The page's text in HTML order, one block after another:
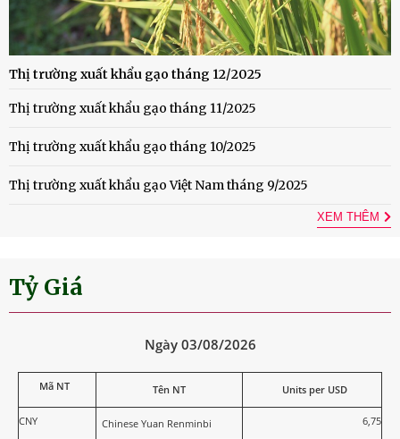
Thị trường xuất khẩu gạo tháng 12/2025
Thị trường xuất khẩu gạo tháng 11/2025
Thị trường xuất khẩu gạo tháng 10/2025
Thị trường xuất khẩu gạo Việt Nam tháng 9/2025
XEM THÊM
Tỷ Giá
Ngày 03/08/2026
Mã NT Tên NT Units per USD
CNY Chinese Yuan Renminbi 6,75